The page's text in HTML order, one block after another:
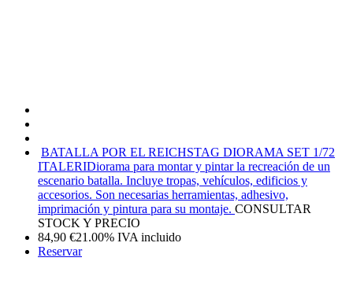
BATALLA POR EL REICHSTAG DIORAMA SET 1/72
ITALERIDiorama para montar y pintar la recreación de un
escenario batalla. Incluye tropas, vehículos, edificios y
accesorios. Son necesarias herramientas, adhesivo,
imprimación y pintura para su montaje. CONSULTAR
STOCK Y PRECIO
84,90 €21.00% IVA incluido
Reservar